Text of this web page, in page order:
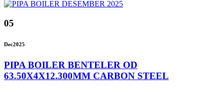
05
Dec2025
PIPA BOILER BENTELER OD
63.50X4X12.300MM CARBON STEEL